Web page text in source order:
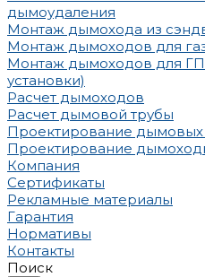
дымоудаления
Монтаж дымохода из
Монтаж дымоходов для
Монтаж дымоходов для
установки)
Расчет дымоходов
Расчет дымовой трубы
Проектирование дымовых
Проектирование
Компания
Сертификаты
Рекламные материалы
Гарантия
Нормативы
Контакты
Поиск